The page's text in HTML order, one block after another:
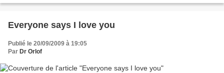
Everyone says I love you
Publié le 20/09/2009 à 19:05
Par Dr Orlof